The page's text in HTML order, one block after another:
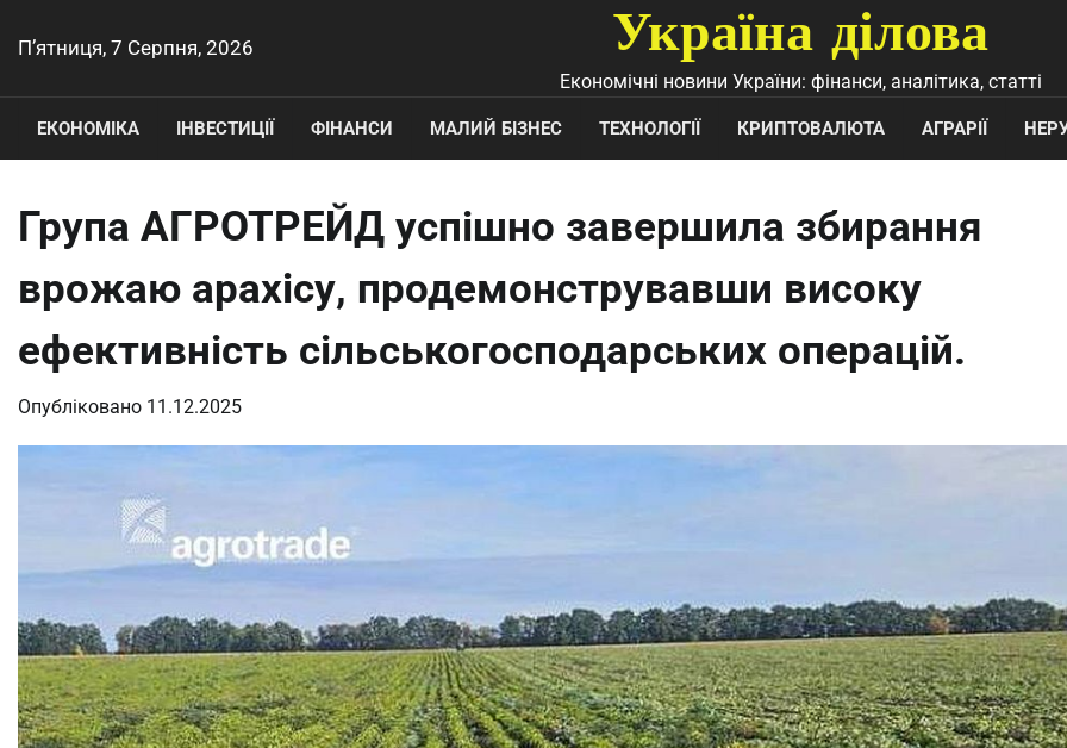
доП’ятниця, 7 Серпня, 2026 Україна ділова
Економічні новини України: фінанси, аналітика, статті
ЕКОНОМІКА ІНВЕСТИЦІЇ ФІНАНСИ МАЛИЙ БІЗНЕС ТЕХНОЛОГІЇ КРИПТОВАЛЮТА АГРАРІЇ
Група АГРОТРЕЙД успішно завершила збирання
врожаю арахісу, продемонструвавши високу
ефективність сільськогосподарських операцій.
Опубліковано 11.12.2025